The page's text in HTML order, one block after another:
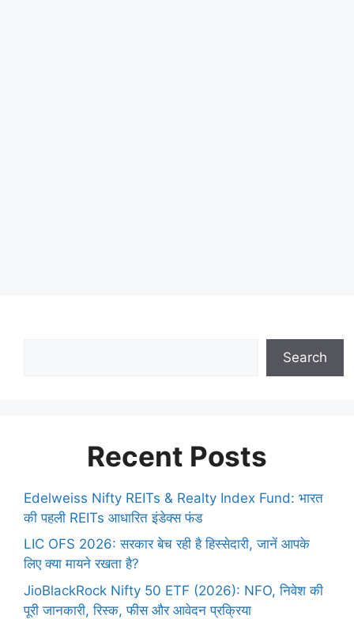
Search
Recent Posts
Edelweiss Nifty REITs & Realty Index Fund: भारत
की पहली REITs आधारित इंडेक्स फंड
LIC OFS 2026: सरकार बेच रही है हिस्सेदारी, जानें आपके
लिए क्या मायने रखता है?
JioBlackRock Nifty 50 ETF (2026): NFO, निवेश की
पूरी जानकारी, रिस्क, फीस और आवेदन प्रक्रिया